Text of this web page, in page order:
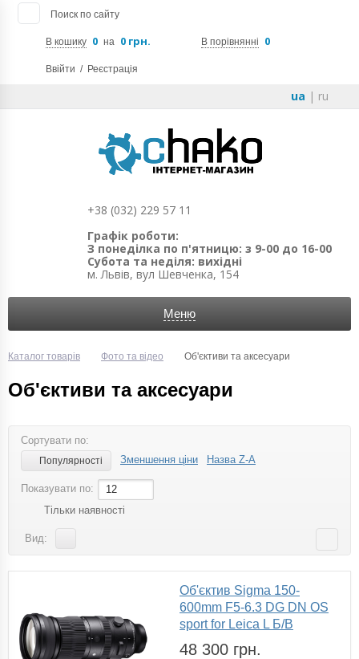
Поиск по сайту
В кошику 0 на 0 грн. В порівнянні 0
Ввійти / Реєстрація
ua | ru
+38 (032) 229 57 11
Графік роботи:
З понеділка по п'ятницю: з 9-00 до 16-00
Субота та неділя: вихідні
м. Львів, вул Шевченка, 154
Меню
Каталог товарів Фото та відео Об'єктиви та аксесуари
Об'єктиви та аксесуари
Сортувати по:
Популярності Зменшення ціни Назва Z-A
Показувати по:
12
Тільки наявності
Вид:
Об'єктив Sigma 150-
600mm F5-6.3 DG DN OS
sport for Leica L Б/В
48 300 грн.